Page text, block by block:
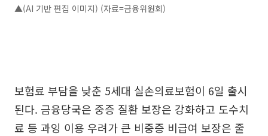
▲(AI 기반 편집 이미지) (자료=금융위원회)
보험료 부담을 낮춘 5세대 실손의료보험이 6일 출시
된다. 금융당국은 중증 질환 보장은 강화하고 도수치
료 등 과잉 이용 우려가 큰 비중증 비급여 보장은 줄